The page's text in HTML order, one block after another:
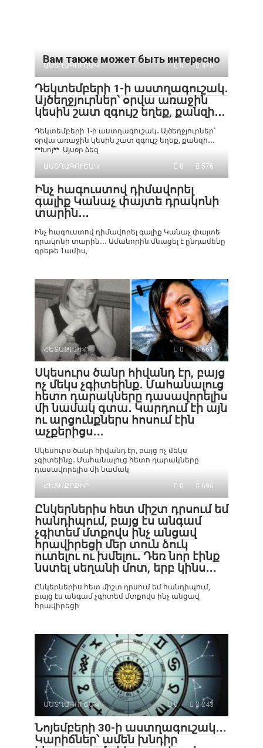
Вам также может быть интересно
ԱՍՏՂԱԳՈՒՇԱԿ 0 470
Դեկտեմբերի 1-ի աստղագուշակ․
Այծեղջյուրներ՝ օրվա առաջին
կեսին շատ զգույշ եղեք, քանզի․․․
Դեկտեմբերի 1-ի աստղագուշակ․ Այծեղջյուրներ՝
օրվա առաջին կեսին շատ զգույշ եղեք, քանզի․․․
**Խոյ**. Այսօր ձեզ
ԱՍՏՂԱԳՈՒՇԱԿ
0 576
Ինչ հագուստով դիմավորել
գալիք Կանաչ փայտե դրակոնի
տարին․․․
Ինչ հագուստով դիմավորել գալիք Կանաչ փայտե
դրակոնի տարին․․․ Ամանորին մնացել է ընդամենը
գրեթե 1ամիս,
ՀԵՏԱՔՐՔԻՐ 0 661
Սկեսուրս ծանր հիվանդ էր, բայց
ոչ մեկս չգիտեինք․ Մահանալուց
հետո դարակները դասավորելիս
մի նամակ գտա․ Կարդում էի այն
ու արցունքներս հոսում էին
աչքերիցս․․․
Սկեսուրս ծանր հիվանդ էր, բայց ոչ մեկս
չգիտեինք․ Մահանալուց հետո դարակները
դասավորելիս մի նամակ
ՀԵՏԱՔՐՔԻՐ
0 696
Ընկերներիս հետ միշտ դրսում եմ
հանդիպում, բայց էս անգամ
չգիտեմ մտքովս ինչ անցավ
հրավիրեցի մեր տուն ձուկ
ուտելու ու խմելու․ Դեռ նոր էինք
նստել սեղանի մոտ, երբ կինս․․․
Ընկերներիս հետ միշտ դրսում եմ հանդիպում,
բայց էս անգամ չգիտեմ մտքովս ինչ անցավ
հրավիրեցի
ԱՍՏՂԱԳՈՒՇԱԿ 0 3 243
Նոյեմբերի 30-ի աստղագուշակ․․․
Կարիճներ՝ ամեն խնդիր